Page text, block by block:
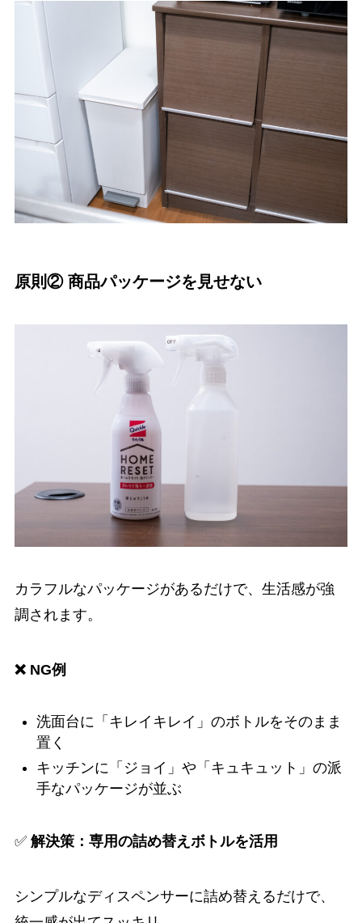
原則② 商品パッケージを見せない
カラフルなパッケージがあるだけで、生活感が強
調されます。
❌ NG例
洗面台に「キレイキレイ」のボトルをそのまま
置く
キッチンに「ジョイ」や「キュキュット」の派
手なパッケージが並ぶ
✅ 解決策：専用の詰め替えボトルを活用
シンプルなディスペンサーに詰め替えるだけで、